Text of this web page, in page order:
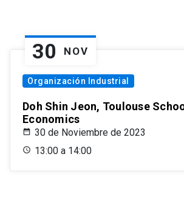
30 NOV
Organización Industrial
Doh Shin Jeon, Toulouse
Economics
30 de Noviembre de 2023
13:00 a 14:00